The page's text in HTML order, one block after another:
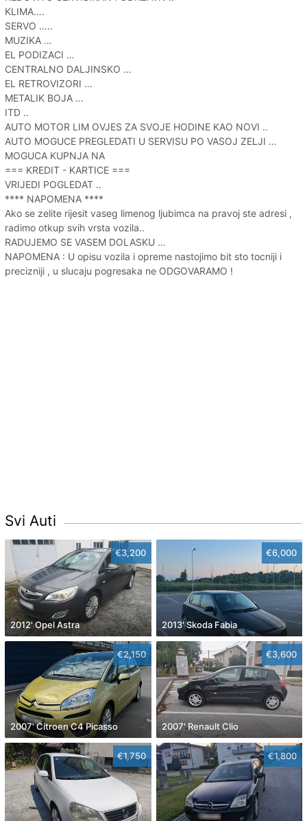
KLIMA….
SERVO …..
MUZIKA …
EL PODIZACI …
CENTRALNO DALJINSKO …
EL RETROVIZORI …
METALIK BOJA …
ITD ..
AUTO MOTOR LIM OVJES ZA SVOJE HODINE KAO NOVI ..
AUTO MOGUCE PREGLEDATI U SERVISU PO VASOJ ZELJI …
MOGUCA KUPNJA NA
=== KREDIT - KARTICE ===
VRIJEDI POGLEDAT ..
**** NAPOMENA ****
Ako se zelite rijesit vaseg limenog ljubimca na pravoj ste adresi ,
radimo otkup svih vrsta vozila..
RADUJEMO SE VASEM DOLASKU …
NAPOMENA : U opisu vozila i opreme nastojimo bit sto tocniji i
precizniji , u slucaju pogresaka ne ODGOVARAMO !
Svi Auti
€3,200
2012' Opel Astra
€6,000
2013' Skoda Fabia
€2,150
2007' Citroen C4 Picasso
€3,600
2007' Renault Clio
€1,750 €1,800